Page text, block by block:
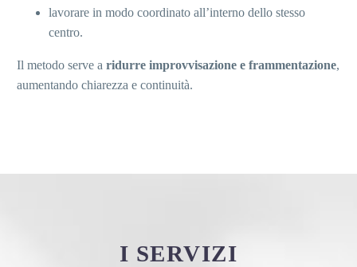
lavorare in modo coordinato all’interno dello stesso
centro.
Il metodo serve a ridurre improvvisazione e frammentazione,
aumentando chiarezza e continuità.
I SERVIZI